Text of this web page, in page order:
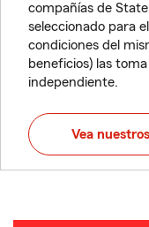
compañías de
seleccionado para
condiciones del
beneficios) las
independiente.
Vea